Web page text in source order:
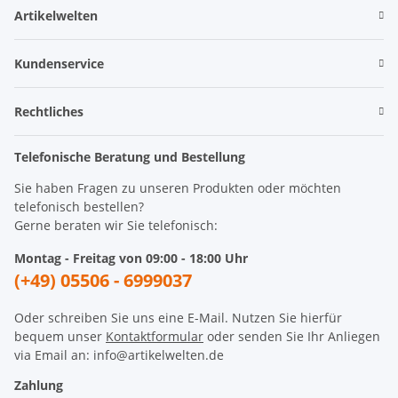
Artikelwelten
Kundenservice
Rechtliches
Telefonische Beratung und Bestellung
Sie haben Fragen zu unseren Produkten oder möchten
telefonisch bestellen?
Gerne beraten wir Sie telefonisch:
Montag - Freitag von 09:00 - 18:00 Uhr
(+49) 05506 - 6999037
Oder schreiben Sie uns eine E-Mail. Nutzen Sie hierfür
bequem unser Kontaktformular oder senden Sie Ihr Anliegen
via Email an: info@artikelwelten.de
Zahlung